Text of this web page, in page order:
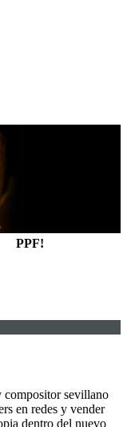
PPF!
compositor sevillano
en redes y vender
dentro del nuevo